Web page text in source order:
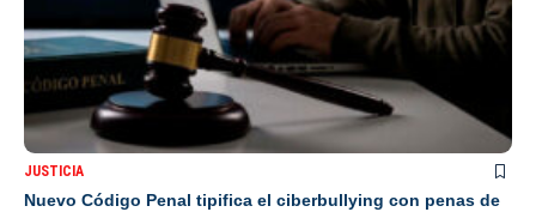
JUSTICIA
Nuevo Código Penal tipifica el ciberbullying con penas de